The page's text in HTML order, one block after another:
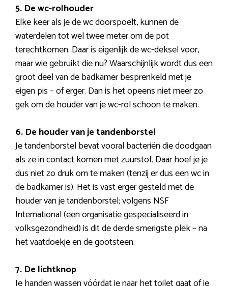
5. De wc-rolhouder
Elke keer als je de wc doorspoelt, kunnen de
waterdelen tot wel twee meter om de pot
terechtkomen. Daar is eigenlijk de wc-deksel voor,
maar wie gebruikt die nu? Waarschijnlijk wordt dus een
groot deel van de badkamer besprenkeld met je
eigen pis – of erger. Dan is het opeens niet meer zo
gek om de houder van je wc-rol schoon te maken.
6. De houder van je tandenborstel
Je tandenborstel bevat vooral bacteriën die doodgaan
als ze in contact komen met zuurstof. Daar hoef je je
dus niet zo druk om te maken (tenzij er dus een wc in
de badkamer is). Het is vast erger gesteld met de
houder van je tandenborstel; volgens NSF
International (een organisatie gespecialiseerd in
volksgezondheid) is dit de derde smerigste plek – na
het vaatdoekje en de gootsteen.
7. De lichtknop